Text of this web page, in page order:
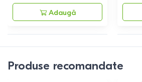
Adaugă
Produse recomandate